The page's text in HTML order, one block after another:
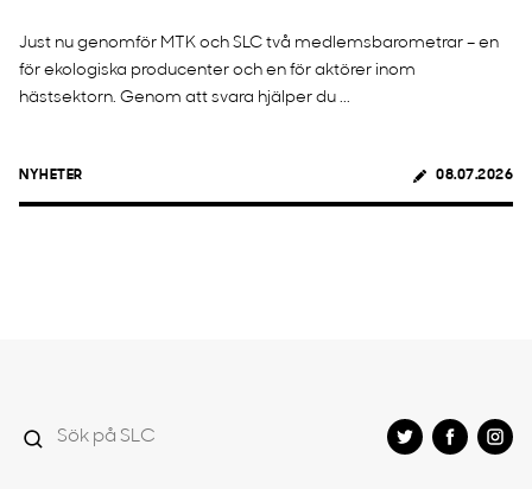
Just nu genomför MTK och SLC två medlemsbarometrar – en
för ekologiska producenter och en för aktörer inom
hästsektorn. Genom att svara hjälper du ...
NYHETER 08.07.2026